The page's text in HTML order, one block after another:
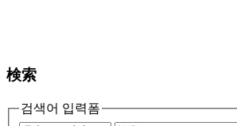
検索
검색어 입력폼